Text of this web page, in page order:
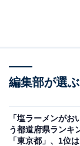
いるお店もある
してコクもあ
方ラーメンなど
編集部が選
「塩ラーメンがお
う都道府県ランキ
「東京都」、1位は